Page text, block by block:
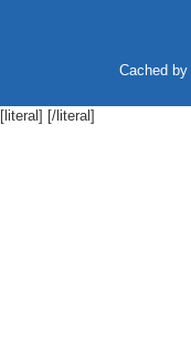
Cached by
[literal] [/literal]